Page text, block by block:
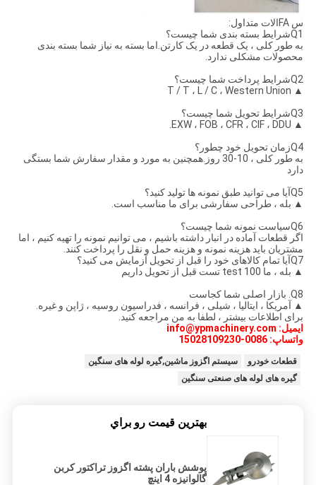
س FAالات متداول:
Q1شرایط بسته بندی شما چیست؟
به طور کلی ، یک قطعه در یک کارتن.اما بسته به نیاز شما بسته بندی
محصولات مشکلی ندارد.
Q2شرایط پرداخت شما چیست؟
▲ T / T ، L / C ، Western Union
Q3شرایط تحویل شما چیست؟
▲ EXW ، FOB ، CFR ، CIF ، DDU.
Q4زمان تحویل خود چطور؟
به طور کلی ، 10-30 روز.همچنین به مورد و مقدار سفارش شما بستگی
دارد
Q5آیا می توانید طبق نمونه ها تولید کنید؟
▲ بله ، طراحی سفارشی برای ما مناسب است.
Q6سیاست نمونه شما چیست؟
اگر قطعات آماده در انبار داشته باشیم ، می توانیم نمونه را تهیه کنیم ، اما
مشتریان باید هزینه نمونه و هزینه حمل و نقل را پرداخت کنند.
Q7آیا تمام کالاهای خود را قبل از تحویل آزمایش می کنید؟
▲ بله ، ما 100 test تست قبل از تحویل داریم
Q8. بازار اصلی شما کجاست
▲ آمریکا ، ایتالیا ، شیلی ، فرانسه ، فدراسیون روسیه ، ژاپن و غیره.
برای اطلاعات بیشتر ، لطفا به من مراجعه کنید.
ایمیل: info@ypmachinery.com
واتساپ: 0086-15028109230
قطعات خودرو
سیستم اگزوز ماشین,گیره لوله های سنگین
گیره های لوله های صنعتی سنگین
بهترين قيمت رو براي
پوشش باران پشته اگزوز تراکتور کربن
گالوانیزه 4 اینچ